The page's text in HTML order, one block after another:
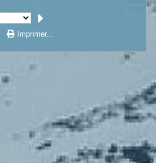
Imprimer...